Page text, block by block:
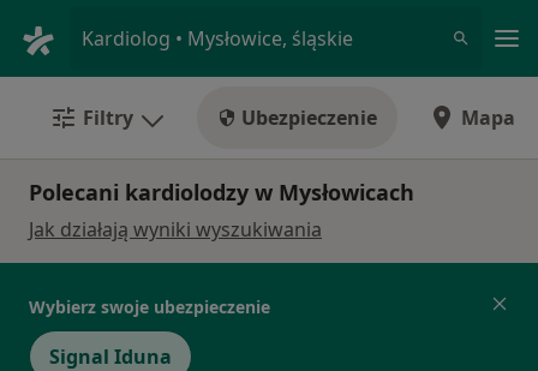
Kardiolog • Mysłowice, śląskie
Filtry Ubezpieczenie Mapa
Polecani kardiolodzy w Mysłowicach
Jak działają wyniki wyszukiwania
Wybierz swoje ubezpieczenie
Signal Iduna